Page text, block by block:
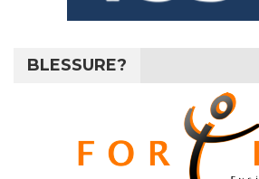
BLESSURE?